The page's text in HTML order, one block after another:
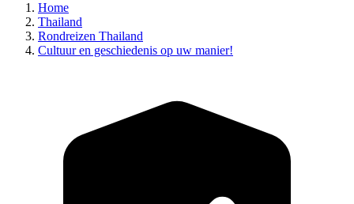
Home
Thailand
Rondreizen Thailand
Cultuur en geschiedenis op uw manier!